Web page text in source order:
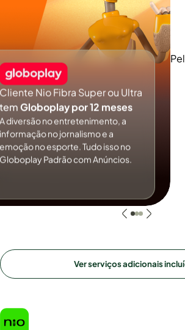
Cliente Nio Fibra Super ou Ultra
temGloboplay por 12 meses
A diversão no entretenimento, a
informação no jornalismo e a
emoção no esporte. Tudo isso no
Globoplay Padrão com Anúncios.
Ver serviços adicionais